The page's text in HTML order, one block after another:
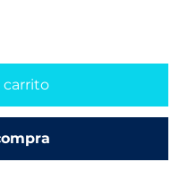
carrito